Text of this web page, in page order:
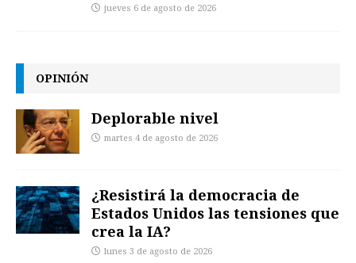
jueves 6 de agosto de 2026
OPINIÓN
Deplorable nivel
martes 4 de agosto de 2026
¿Resistirá la democracia de
Estados Unidos las tensiones que
crea la IA?
lunes 3 de agosto de 2026